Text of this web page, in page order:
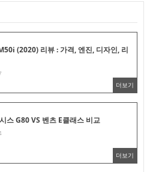
(2020) 리뷰 : 가격, 엔진, 디자인, 리
더보기
스 G80 VS 벤츠 E클래스 비교
더보기